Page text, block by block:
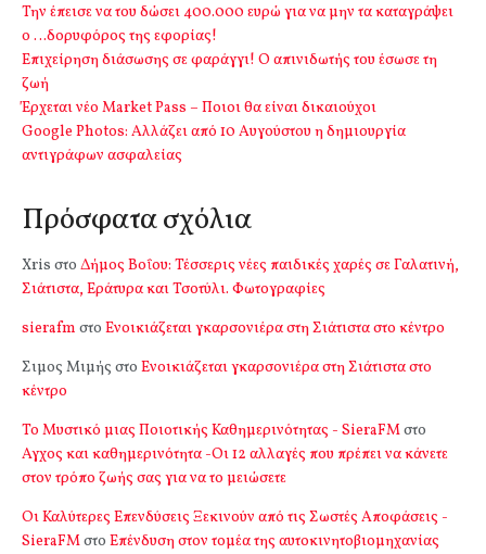
Την έπεισε να του δώσει 400.000 ευρώ για να μην τα καταγράψει
ο …δορυφόρος της εφορίας!
Επιχείρηση διάσωσης σε φαράγγι! Ο απινιδωτής του έσωσε τη
ζωή
Έρχεται νέο Market Pass – Ποιοι θα είναι δικαιούχοι
Google Photos: Αλλάζει από 10 Αυγούστου η δημιουργία
αντιγράφων ασφαλείας
Πρόσφατα σχόλια
Xris στο Δήμος Βοΐου: Τέσσερις νέες παιδικές χαρές σε Γαλατινή,
Σιάτιστα, Εράτυρα και Τσοτύλι. Φωτογραφίες
sierafm στο Ενοικιάζεται γκαρσονιέρα στη Σιάτιστα στο κέντρο
Σιμος Μιμής στο Ενοικιάζεται γκαρσονιέρα στη Σιάτιστα στο
κέντρο
Το Μυστικό μιας Ποιοτικής Καθημερινότητας - SieraFMστο
Αγχος και καθημερινότητα -Οι 12 αλλαγές που πρέπει να κάνετε
στον τρόπο ζωής σας για να το μειώσετε
Οι Καλύτερες Επενδύσεις Ξεκινούν από τις Σωστές Αποφάσεις -
SieraFMστο Επένδυση στον τομέα της αυτοκινητοβιομηχανίας